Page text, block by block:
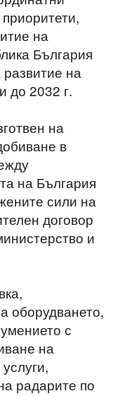
на
България
на
до 2032 г.
на
в
на България
сили на
договор
и
оборудването,
с
на
радарите по